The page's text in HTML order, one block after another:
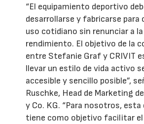
“El equipamiento deportivo
desarrollarse y fabricarse para
uso cotidiano sin renunciar a
rendimiento. El objetivo de la
entre Stefanie Graf y CRIVIT
llevar un estilo de vida activo
accesible y sencillo posible”,
Ruschke, Head de Marketing
y Co. KG. “Para nosotros,
tiene como objetivo facilitar el